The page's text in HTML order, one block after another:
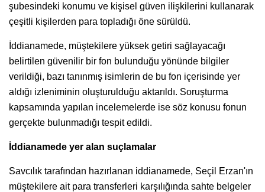
şubesindeki konumu ve kişisel güven ilişkilerini kullanarak
çeşitli kişilerden para topladığı öne sürüldü.
İddianamede, müştekilere yüksek getiri sağlayacağı
belirtilen güvenilir bir fon bulunduğu yönünde bilgiler
verildiği, bazı tanınmış isimlerin de bu fon içerisinde yer
aldığı izleniminin oluşturulduğu aktarıldı. Soruşturma
kapsamında yapılan incelemelerde ise söz konusu fonun
gerçekte bulunmadığı tespit edildi.
İddianamede yer alan suçlamalar
Savcılık tarafından hazırlanan iddianamede, Seçil Erzan'ın
müştekilere ait para transferleri karşılığında sahte belgeler